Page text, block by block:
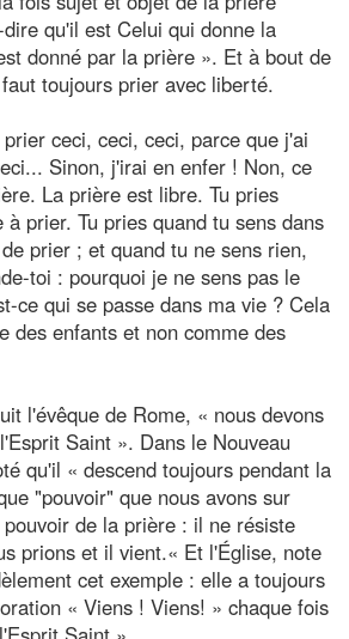
qu'il est Celui qui donne la
donné par la prière ». Et à bout de
toujours prier avec liberté.
ceci, ceci, ceci, parce que j'ai
Sinon, j'irai en enfer ! Non, ce
La prière est libre. Tu pries
prier. Tu pries quand tu sens dans
prier ; et quand tu ne sens rien,
toi : pourquoi je ne sens pas le
ce qui se passe dans ma vie ? Cela
des enfants et non comme des
l'évêque de Rome, « nous devons
Saint ». Dans le Nouveau
qu'il « descend toujours pendant la
"pouvoir" que nous avons sur
de la prière : il ne résiste
prions et il vient.« Et l'Église, note
cet exemple : elle a toujours
« Viens ! Viens! » chaque fois